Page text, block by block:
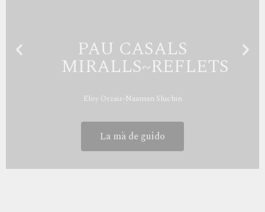
PAU CASALS
MIRALLS~REFLETS
Eloy Orzaiz-Naaman Sluchin
La mà de guido